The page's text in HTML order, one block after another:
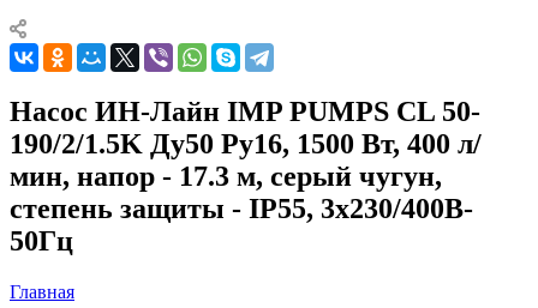
Насос ИН-Лайн IMP PUMPS CL 50-
190/2/1.5K Ду50 Ру16, 1500 Вт, 400 л/
мин, напор - 17.3 м, серый чугун,
степень защиты - IP55, 3x230/400B-
50Гц
Главная